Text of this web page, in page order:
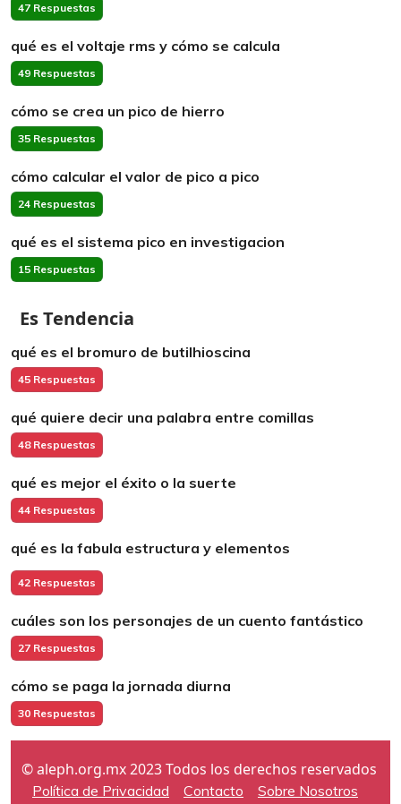
47 Respuestas
qué es el voltaje rms y cómo se calcula
49 Respuestas
cómo se crea un pico de hierro
35 Respuestas
cómo calcular el valor de pico a pico
24 Respuestas
qué es el sistema pico en investigacion
15 Respuestas
Es Tendencia
qué es el bromuro de butilhioscina
45 Respuestas
qué quiere decir una palabra entre comillas
48 Respuestas
qué es mejor el éxito o la suerte
44 Respuestas
qué es la fabula estructura y elementos
42 Respuestas
cuáles son los personajes de un cuento fantástico
27 Respuestas
cómo se paga la jornada diurna
30 Respuestas
© aleph.org.mx 2023 Todos los derechos reservados
Política de Privacidad Contacto Sobre Nosotros